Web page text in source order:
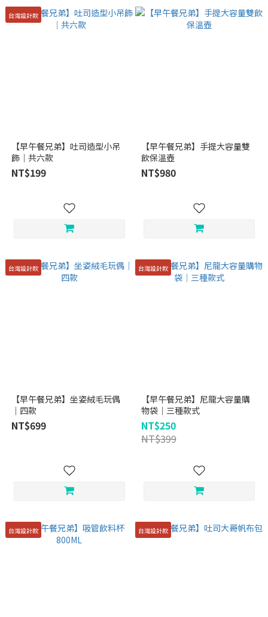
台灣設計款
【早午餐兄弟】吐司造型小吊
飾｜共六款
NT$199
【早午餐兄弟】手提大容量雙
飲保溫壺
NT$980
台灣設計款
【早午餐兄弟】坐姿絨毛玩偶
｜四款
NT$699
台灣設計款
【早午餐兄弟】尼龍大容量購
物袋｜三種款式
NT$250
NT$399
台灣設計款 台灣設計款